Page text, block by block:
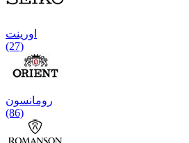
اورینت
(27)
رومانسون
(86)